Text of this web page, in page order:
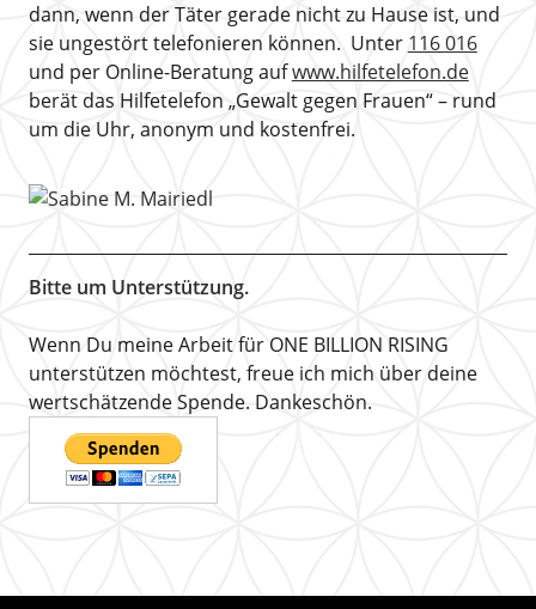
dann, wenn der Täter gerade nicht zu Hause ist, und
sie ungestört telefonieren können. Unter 116 016
und per Online-Beratung aufwww.hilfetelefon.de
berät das Hilfetelefon „Gewalt gegen Frauen“ – rund
um die Uhr, anonym und kostenfrei.
Bitte um Unterstützung.
Wenn Du meine Arbeit für ONE BILLION RISING
unterstützen möchtest, freue ich mich über deine
wertschätzende Spende. Dankeschön.